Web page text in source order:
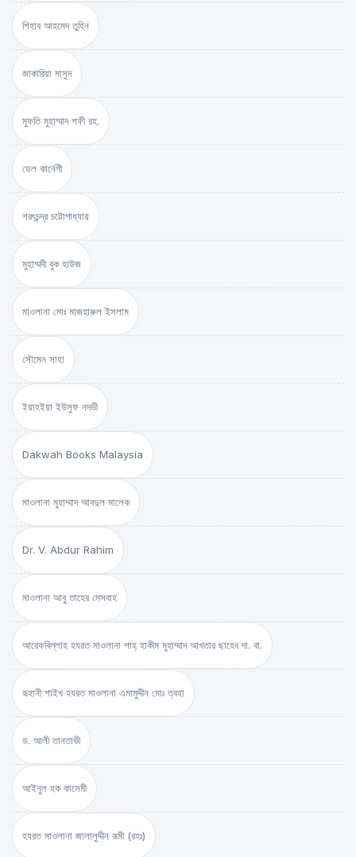
শিহাব আহমেদ তুহিন
জাকারিয়া মাসুদ
মুফতি মুহাম্মাদ শফী রহ.
ডেল কার্নেগী
শরৎচন্দ্র চট্টোপাধ্যায়
মুহাম্মদী বুক হাউজ
মাওলানা মোঃ মাজহারুল ইসলাম
সৌমেন সাহা
ইয়াহইয়া ইউসুফ নদভী
Dakwah Books Malaysia
মাওলানা মুহাম্মাদ আবদুল মালেক
Dr. V. Abdur Rahim
মাওলানা আবু তাহের মেসবাহ
আরেফবিল্লাহ হযরত মাওলানা শাহ্ হাকীম মুহাম্মাদ আখতার ছাহেব দা. বা.
রূহানী শাইখ হযরত মাওলানা এমামুদ্দীন মোঃ ত্বহা
ড. আলী তানতাভী
আইনুল হক কাসেমী
হযরত মাওলানা জালালুদ্দীন রূমী (রহঃ)